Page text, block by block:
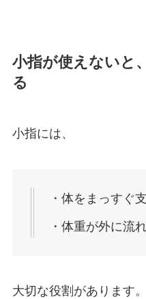
小指が使えないと
る
小指には、
・体をまっすぐ
・体重が外に流
大切な役割があります。